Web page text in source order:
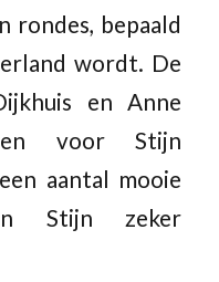
rondes, bepaald
wordt. De
en Anne
voor Stijn
aantal mooie
Stijn zeker